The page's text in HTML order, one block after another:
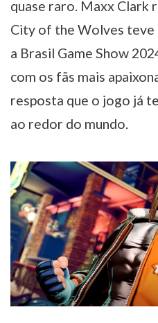
quase raro. Maxx Clark
City of the Wolves
a Brasil Game Show
com os fãs mais
resposta que o jogo já
ao redor do mundo.